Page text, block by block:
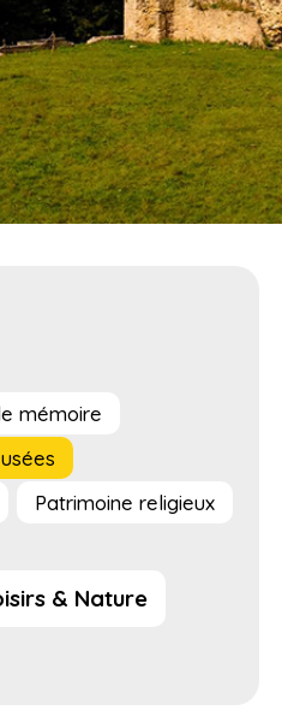
mémoire
Patrimoine religieux
& Nature